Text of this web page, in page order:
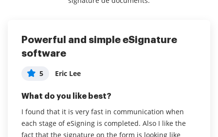
Powerful and simple eSignature
software
5 Eric Lee
What do you like best?
I found that it is very fast in communication when
each stage of eSigning is completed. Also I like the
fact that the signature on the form is looking like
Why would you use anyone else,
you can beat Sign Now!
5 Joel R Medina, CPA
What do you like best?
Very economical, straight to the point, ease of use!
Lire la revue complète
Great use for financial services
5 Adam Hawryluk
Ease of use for our clients, they love it
Lire la revue complète